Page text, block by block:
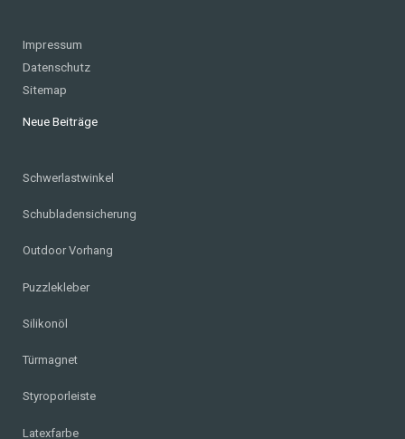
Impressum
Datenschutz
Sitemap
Neue Beiträge
Schwerlastwinkel
Schubladensicherung
Outdoor Vorhang
Puzzlekleber
Silikonöl
Türmagnet
Styroporleiste
Latexfarbe